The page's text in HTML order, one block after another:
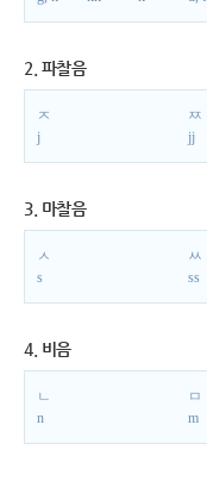
2. 파찰음
ㅈ
j
ㅉ
jj
3. 마찰음
ㅅ
s
ㅆ
ss
4. 비음
ㄴ
n
ㅁ
m